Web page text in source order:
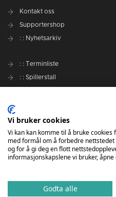
Kontakt oss
Supportershop
: : Nyhetsarkiv
: : Terminliste
: : Spillerstall
: : Samarbeidspartnere
Slik kan du støtte Romerike
Personvernerklæring
Vi bruker cookies
Vi kan kan komme til å bruke
med formål om å forbedre
og for å gi deg en flott
informasjonskapslene vi bruker,
Godta alle